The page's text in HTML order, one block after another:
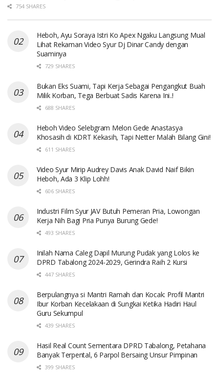
754 SHARES
Heboh, Ayu Soraya Istri Ko Apex Ngaku Langsung Mual
Lihat Rekaman Video Syur Dj Dinar Candy dengan
Suaminya
729 SHARES
Bukan Eks Suami, Tapi Kerja Sebagai Pengangkut Buah
Milik Korban, Tega Berbuat Sadis Karena Ini..!
688 SHARES
Heboh Video Selebgram Melon Gede Anastasya
Khosasih di KDRT Kekasih, Tapi Netter Malah Bilang Gini!
611 SHARES
Video Syur Mirip Audrey Davis Anak David Naif Bikin
Heboh, Ada 3 Klip Lohh!
606 SHARES
Industri Film Syur JAV Butuh Pemeran Pria, Lowongan
Kerja Nih Bagi Pria Punya Burung Gede!
493 SHARES
Inilah Nama Caleg Dapil Murung Pudak yang Lolos ke
DPRD Tabalong 2024-2029, Gerindra Raih 2 Kursi
447 SHARES
Berpulangnya si Mantri Ramah dan Kocak: Profil Mantri
Ibur Korban Kecelakaan di Sungkai Ketika Hadiri Haul
Guru Sekumpul
439 SHARES
Hasil Real Count Sementara DPRD Tabalong, Petahana
Banyak Terpental, 6 Parpol Bersaing Unsur Pimpinan
399 SHARES